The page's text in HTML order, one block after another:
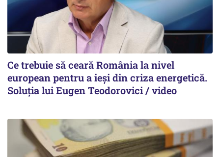
Ce trebuie să ceară România la nivel
european pentru a ieși din criza energetică.
Soluția lui Eugen Teodorovici / video